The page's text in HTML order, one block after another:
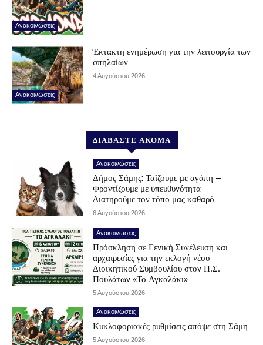
Ανακοινώσεις
Ανακοινώσεις
Έκτακτη ενημέρωση για την λειτουργία των
σπηλαίων
4 Αυγούστου 2026
ΔΙΑΒΑΣΤΕ ΑΚΟΜΑ
Ανακοινώσεις
Δήμος Σάμης: Ταΐζουμε με αγάπη –
Φροντίζουμε με υπευθυνότητα –
Διατηρούμε τον τόπο μας καθαρό
6 Αυγούστου 2026
Ανακοινώσεις
Πρόσκληση σε Γενική Συνέλευση και
αρχαιρεσίες για την εκλογή νέου
Διοικητικού Συμβουλίου στον Π.Σ.
Πουλάτων «Το Αγκαλάκι»
5 Αυγούστου 2026
Ανακοινώσεις
Κυκλοφοριακές ρυθμίσεις απόψε στη Σάμη
5 Αυγούστου 2026